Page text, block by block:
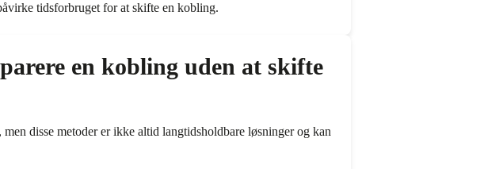
tidsforbruget for at skifte en kobling.
en kobling uden at skifte
disse metoder er ikke altid langtidsholdbare løsninger og kan